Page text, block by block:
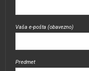
Vaša e-pošta (obavezno)
Predmet